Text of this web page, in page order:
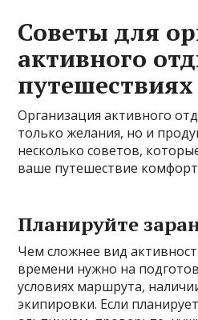
Советы для
активного
путешествиях
Организация активного
только желания, но и
несколько советов,
ваше путешествие
Планируйте
Чем сложнее вид
времени нужно на
условиях маршрута,
экипировки. Если